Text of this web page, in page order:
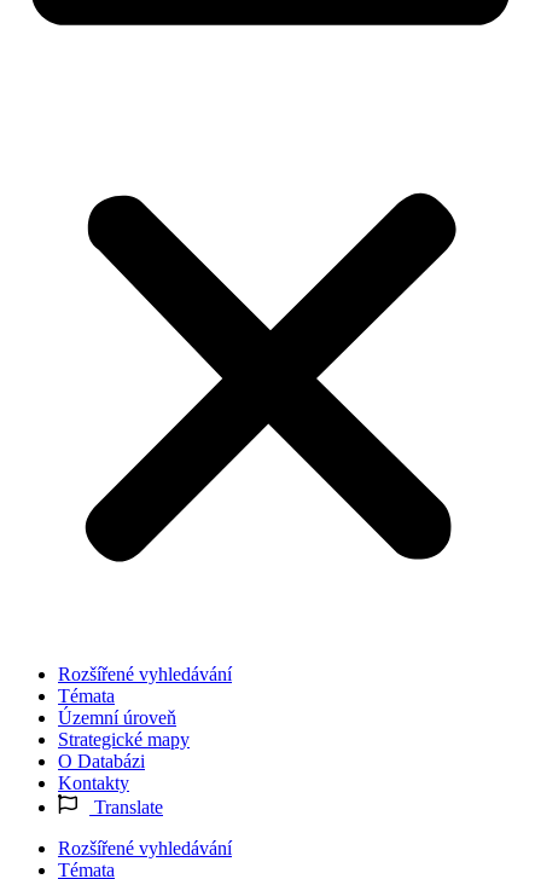
Rozšířené vyhledávání
Témata
Územní úroveň
Strategické mapy
O Databázi
Kontakty
Translate
Rozšířené vyhledávání
Témata